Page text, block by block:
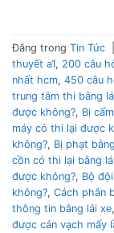
Đăng trong Tin Tức
thuyết a1, 200 câu
nhất hcm, 450 câu
trung tâm thi bằng
được không?, Bị
máy có thi lại được
không?, Bị phạt
cồn có thi lại bằng
được không?, Bộ
không?, Cách phân
thông tin bằng lái xe,
được cán vạch mấy